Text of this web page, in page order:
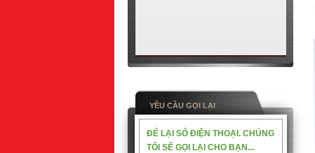
YỀU CẦU GỌI LẠI
ĐỂ LẠI SỐ ĐIỆN THOẠI. CHÚNG
TÔI SẼ GỌI LẠI CHO BẠN...